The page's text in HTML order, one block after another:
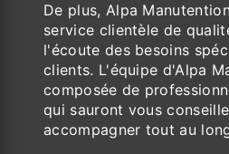
De plus, Alpa
service clientèle de
l'écoute des besoins
clients. L'équipe d'Alpa
composée de
qui sauront vous
accompagner tout au